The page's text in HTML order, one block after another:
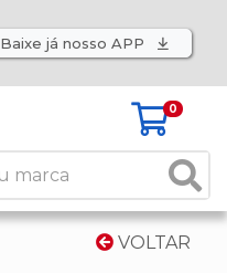
Baixe já nosso APP
0
VOLTAR